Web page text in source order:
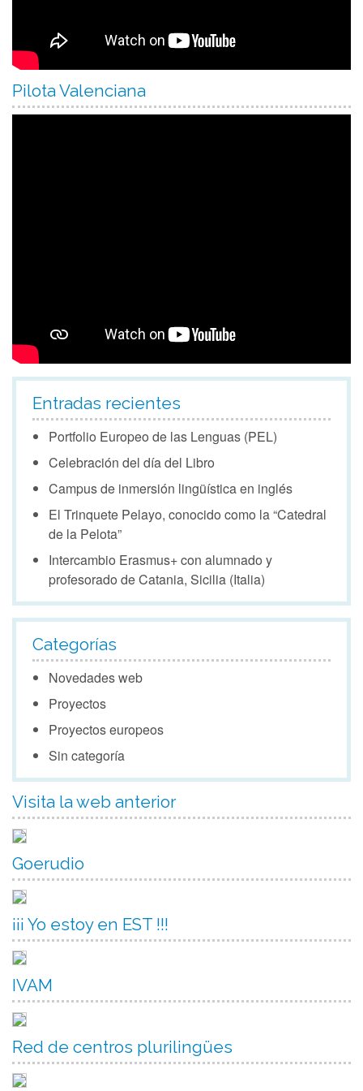
Pilota Valenciana
Entradas recientes
Portfolio Europeo de las Lenguas (PEL)
Celebración del día del Libro
Campus de inmersión lingüística en inglés
El Trinquete Pelayo, conocido como la “Catedral
de la Pelota”
Intercambio Erasmus+ con alumnado y
profesorado de Catania, Sicilia (Italia)
Categorías
Novedades web
Proyectos
Proyectos europeos
Sin categoría
Visita la web anterior
Goerudio
¡¡¡ Yo estoy en EST !!!
IVAM
Red de centros plurilingües